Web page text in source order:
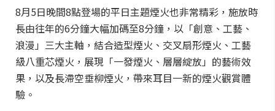
8月5日晚間8點登場的平日主題煙火也非常精彩，施放時
長由往年的6分鐘大幅加碼至8分鐘，以「創意、工藝、
浪漫」三大主軸，結合造型煙火、交叉扇形煙火、工藝
級八重芯煙火，展現「一發煙火、層層綻放」的藝術效
果，以及長滯空垂柳煙火，帶來耳目一新的煙火觀賞體
驗。